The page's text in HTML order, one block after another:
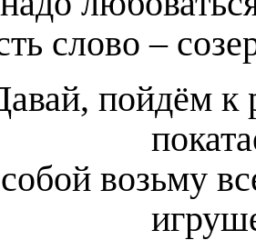
слово –
пойдём к
возьму